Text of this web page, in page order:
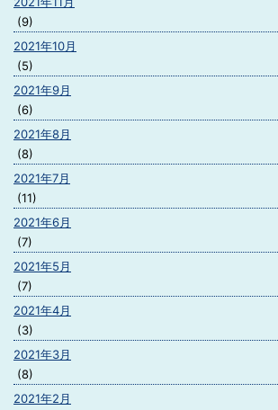
(9)
2021年10月
(5)
2021年9月
(6)
2021年8月
(8)
2021年7月
(11)
2021年6月
(7)
2021年5月
(7)
2021年4月
(3)
2021年3月
(8)
2021年2月